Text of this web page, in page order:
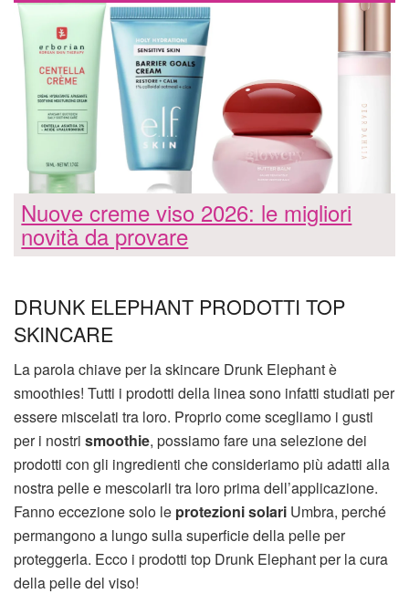
Nuove creme viso 2026: le migliori
novità da provare
DRUNK ELEPHANT PRODOTTI TOP
SKINCARE
La parola chiave per la skincare Drunk Elephant è
smoothies! Tutti i prodotti della linea sono infatti studiati per
essere miscelati tra loro. Proprio come scegliamo i gusti
per i nostri smoothie, possiamo fare una selezione dei
prodotti con gli ingredienti che consideriamo più adatti alla
nostra pelle e mescolarli tra loro prima dell’applicazione.
Fanno eccezione solo le protezioni solari Umbra, perché
permangono a lungo sulla superficie della pelle per
proteggerla. Ecco i prodotti top Drunk Elephant per la cura
della pelle del viso!